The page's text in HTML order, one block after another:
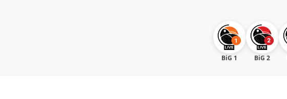
BiG 1 BiG 2